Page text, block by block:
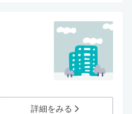
詳細をみる